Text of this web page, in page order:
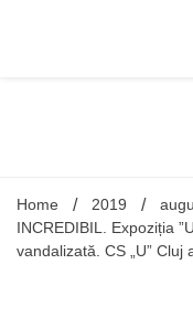
Home 2019
INCREDIBIL. Expoziția
vandalizată. CS „U”